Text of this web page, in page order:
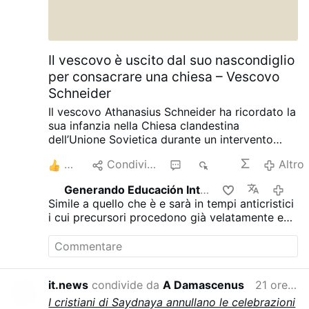
Il vescovo è uscito dal suo nascondiglio
per consacrare una chiesa – Vescovo
Schneider
Il vescovo Athanasius Schneider ha ricordato la
sua infanzia nella Chiesa clandestina
dell’Unione Sovietica durante un intervento
quanto riporta AdVaticanum.com.
«C’erano
momenti in cui organizzavamo incontri come
questo, ma dovevamo chiudere le finestre e le
porte perché venivamo controllati dalla polizia
segreta e dovevamo nascondere i sacerdoti».
Ha raccontato la storia del vescovo Alexander
Chira (1897-1983), un vescovo greco-cattolico
esortarono «non a rinnegare Cristo, ma solo a
diventare ortodosso», rompendo così la
comunione con Roma. «Egli rifiutò», ha
Condividere
Altro
Generando Educación Integral
Simile a quello che è e sarà in tempi anticristici
i cui precursori procedono già velatamente e
it.news condivide daA Damascenus
21 ore fa
I cristiani di Saydnaya annullano le celebrazioni